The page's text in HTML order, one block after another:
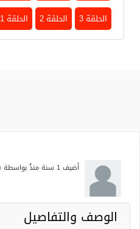
الحلقة 3
الحلقة 2 الحلقة 1
أضيف1 سنة منذُ بواسطة
الوصف والتفاصيل